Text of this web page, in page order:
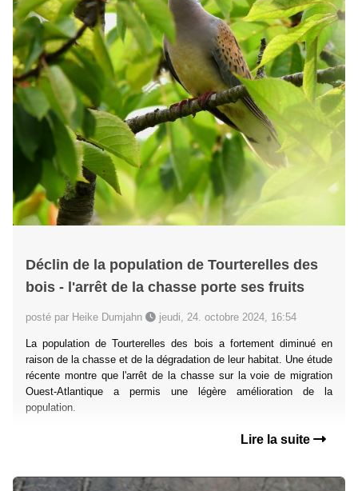
Déclin de la population de Tourterelles des
bois - l'arrêt de la chasse porte ses fruits
posté par Heike Dumjahn jeudi, 24. octobre 2024, 16:54
La population de Tourterelles des bois a fortement diminué en
raison de la chasse et de la dégradation de leur habitat. Une étude
récente montre que l'arrêt de la chasse sur la voie de migration
Ouest-Atlantique a permis une légère amélioration de la
population.
Lire la suite